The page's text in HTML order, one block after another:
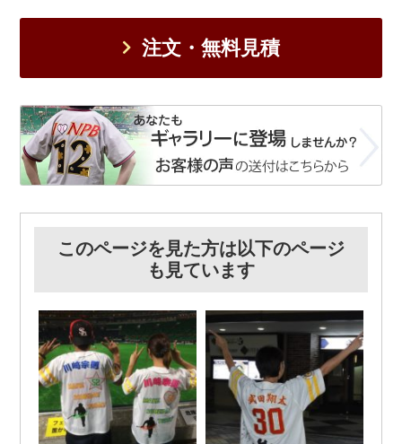
注文・無料見積
このページを見た方は以下のページ
も見ています